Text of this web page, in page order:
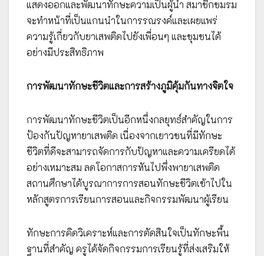
แสดงออกและพัฒนาทักษะความเป็นผู้นำ สมาชิกชมรม
จะทำหน้าที่เป็นแกนนำในการรณรงค์และเผยแพร่
ความรู้เกี่ยวกับยาเสพติดไปยังเพื่อนๆ และชุมชนได้
อย่างมีประสิทธิภาพ
การพัฒนาทักษะชีวิตและการสร้างภูมิคุ้มกันทางจิตใจ
การพัฒนาทักษะชีวิตเป็นอีกหนึ่งกลยุทธ์สำคัญในการ
ป้องกันปัญหายาเสพติด เนื่องจากเยาวชนที่มีทักษะ
ชีวิตที่ดีจะสามารถจัดการกับปัญหาและความเครียดได้
อย่างเหมาะสม ลดโอกาสการหันไปพึ่งพายาเสพติด
สถานศึกษาได้บูรณาการการสอนทักษะชีวิตเข้าไปใน
หลักสูตรการเรียนการสอนและกิจกรรมพัฒนาผู้เรียน
ทักษะการคิดวิเคราะห์และการตัดสินใจเป็นทักษะพื้น
ฐานที่สำคัญ ครูได้จัดกิจกรรมการเรียนรู้ที่ส่งเสริมให้